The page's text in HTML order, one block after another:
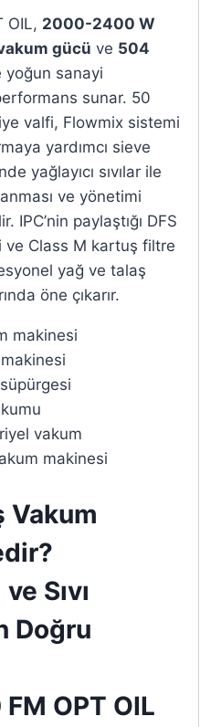
OIL, 2000-2400 W
gücü ve 504
yoğun sanayi
sunar. 50
valfi, Flowmix sistemi
yardımcı sieve
yağlayıcı sıvılar ile
ve yönetimi
IPC’nin paylaştığı DFS
Class M kartuş filtre
yağ ve talaş
öne çıkarır.
makinesi
vakum
makinesi
Vakum
Sıvı
Doğru
OPT OIL